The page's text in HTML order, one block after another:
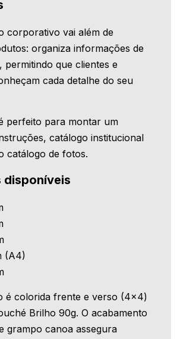
corporativo vai além de
organiza informações de
permitindo que clientes e
cada detalhe do seu
perfeito para montar um
catálogo institucional
catálogo de fotos.
disponíveis
(A4)
é colorida frente e verso (4x4)
Brilho 90g. O acabamento
grampo canoa assegura